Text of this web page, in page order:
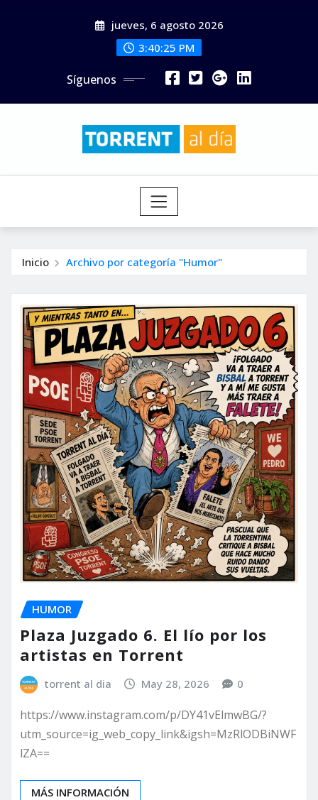
jueves, 6 agosto 2026
3:40:26 PM
Síguenos
Inicio Archivo por categoría "Humor"
HUMOR
Plaza Juzgado 6. El lío por los
artistas en Torrent
torrent al dia May 28, 2026 0
https://www.instagram.com/p/DY41vElmwBG/?
utm_source=ig_web_copy_link&igsh=MzRlODBiNWF
lZA==
MÁS INFORMACIÓN